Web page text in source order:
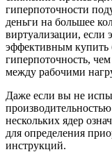
гиперпоточности
деньги на большее
виртуализации, если
эффективным
гиперпоточность,
между рабочими
Даже если вы не
нескольких ядер
для определения
инструкций.